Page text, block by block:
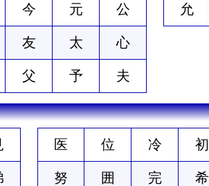
今 元 公
友 太 心
父 予 夫
允
医 位 冷 初
努 囲 完 希